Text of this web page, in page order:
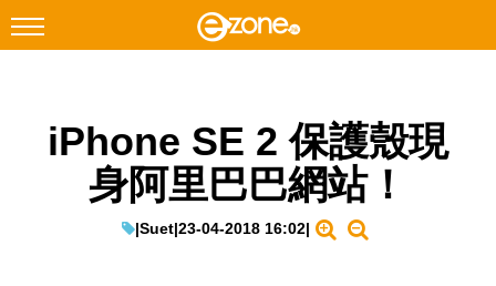
Facebook Instagram
iPhone SE 2 保護殼現
身阿里巴巴網站！
|Suet|23-04-2018 16:02|